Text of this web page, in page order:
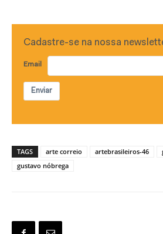
Cadastre-se na nossa
Email
Enviar
TAGS arte correio artebrasileiros-46
gustavo nóbrega